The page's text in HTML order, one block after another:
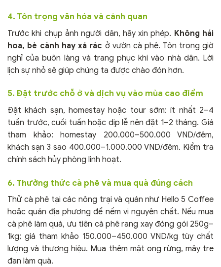
4. Tôn trọng văn hóa và cảnh quan
Trước khi chụp ảnh người dân, hãy xin phép. Không hái
hoa, bẻ cành hay xả rác ở vườn cà phê. Tôn trọng giờ
nghỉ của buôn làng và trang phục khi vào nhà dân. Lời
lịch sự nhỏ sẽ giúp chúng ta được chào đón hơn.
5. Đặt trước chỗ ở và dịch vụ vào mùa cao điểm
Đặt khách sạn, homestay hoặc tour sớm: ít nhất 2–4
tuần trước, cuối tuần hoặc dịp lễ nên đặt 1–2 tháng. Giá
tham khảo: homestay 200.000–500.000 VND/đêm,
khách sạn 3 sao 400.000–1.000.000 VND/đêm. Kiểm tra
chính sách hủy phòng linh hoạt.
6. Thưởng thức cà phê và mua quà đúng cách
Thử cà phê tại các nông trại và quán như Hello 5 Coffee
hoặc quán địa phương để nếm vị nguyên chất. Nếu mua
cà phê làm quà, ưu tiên cà phê rang xay đóng gói 250g–
1kg; giá tham khảo 150.000–450.000 VND/kg tùy chất
lượng và thương hiệu. Mua thêm mật ong rừng, mây tre
đan làm quà.